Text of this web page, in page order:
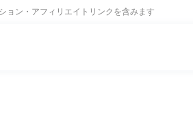
ョン・アフィリエイトリンクを含みます